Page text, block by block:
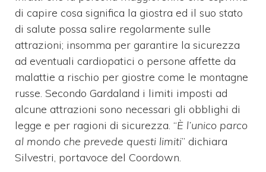
di capire cosa significa la giostra ed il suo stato
di salute possa salire regolarmente sulle
attrazioni; insomma per garantire la sicurezza
ad eventuali cardiopatici o persone affette da
malattie a rischio per giostre come le montagne
russe. Secondo Gardaland i limiti imposti ad
alcune attrazioni sono necessari gli obblighi di
legge e per ragioni di sicurezza. “È l’unico parco
al mondo che prevede questi limiti” dichiara
Silvestri, portavoce del Coordown.